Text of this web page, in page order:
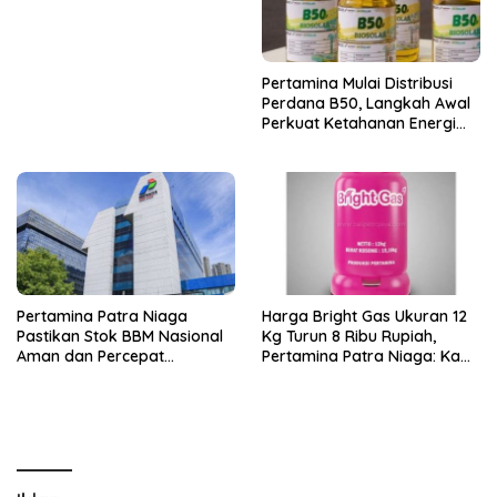
Pertamina Mulai Distribusi
Perdana B50, Langkah Awal
Perkuat Ketahanan Energi
Pertamina Patra Niaga
Pastikan Stok BBM Nasional
Aman dan Percepat
Harga Bright Gas Ukuran 12
Kg Turun 8 Ribu Rupiah,
Pertamina Patra Niaga: Kami